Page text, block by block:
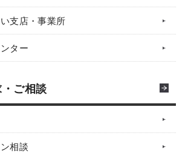
支店・事業所
ター
ご相談
相談